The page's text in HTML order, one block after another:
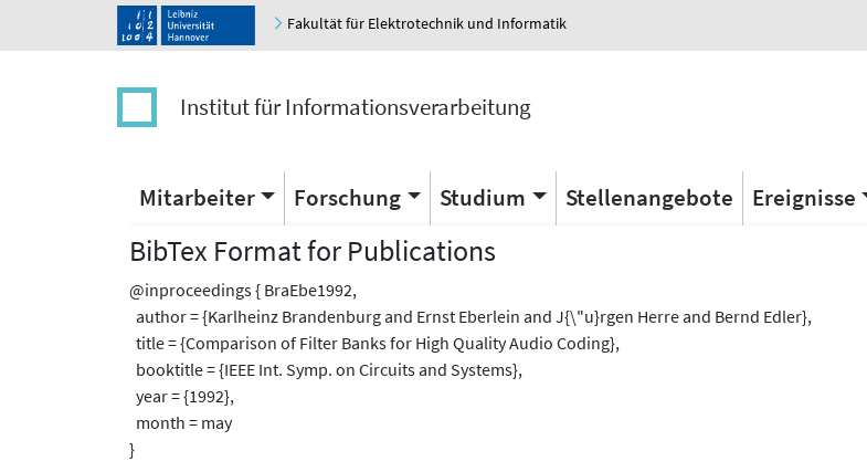
Fakultät für Elektrotechnik und Informatik
Institut für Informationsverarbeitung
Mitarbeiter Forschung Studium Stellenangebote Ereignisse
BibTex Format for Publications
@inproceedings { BraEbe1992,
author = {Karlheinz Brandenburg and Ernst Eberlein and J{\"u}rgen Herre and Bernd Edler},
title = {Comparison of Filter Banks for High Quality Audio Coding},
booktitle = {IEEE Int. Symp. on Circuits and Systems},
year = {1992},
month = may
}